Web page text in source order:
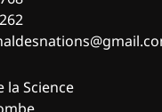
la Science